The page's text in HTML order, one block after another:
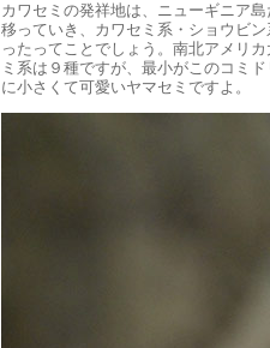
カワセミの発祥地は、ニューギニア
移っていき、カワセミ系・ショウビ
ったってことでしょう。南北アメリ
ミ系は９種ですが、最小がこのコミ
に小さくて可愛いヤマセミですよ。